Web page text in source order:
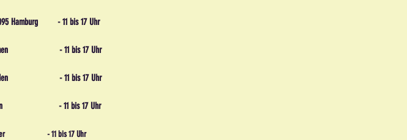
Hamburg - 11 bis 17 Uhr
Bremen - 11 bis 17 Uhr
Dresden - 11 bis 17 Uhr
Berlin - 11 bis 17 Uhr
Hannover - 11 bis 17 Uhr